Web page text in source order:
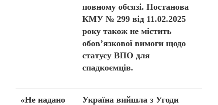
повному обсязі. Постанова
КМУ № 299 від 11.02.2025
року також не містить
обов’язкової вимоги щодо
статусу ВПО для
спадкоємців.
«Не надано
Україна вийшла з Угоди